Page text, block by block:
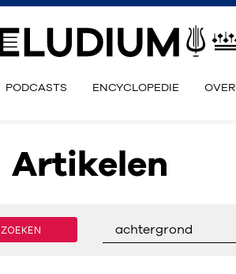
PODCASTS ENCYCLOPEDIE OVER
Artikelen
ZOEKEN achtergrond